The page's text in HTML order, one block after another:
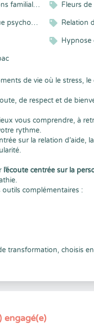
Constellations familiales et systémiques Fleurs de
Sophrologue psychopraticien Relation
de vie où le stress,
de respect et de
vous comprendre, à
rythme.
sur la relation d’aide,
l’écoute centrée sur la
complémentaires :
transformation, choisis
engagé(e)